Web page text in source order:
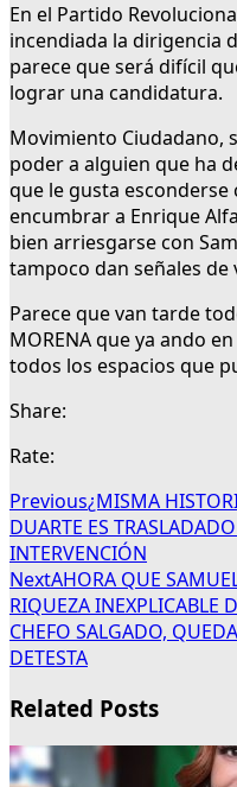
En el Partido
incendiada la dirigencia
parece que será difícil
lograr una candidatura.
Movimiento Ciudadano,
poder a alguien que ha
que le gusta esconderse
encumbrar a Enrique
bien arriesgarse con
tampoco dan señales de
Parece que van tarde
MORENA que ya ando
todos los espacios que
Share:
Rate:
Previous¿MISMA
DUARTE ES
INTERVENCIÓN
NextAHORA QUE
RIQUEZA INEXPLICABLE
CHEFO SALGADO,
DETESTA
Related Posts